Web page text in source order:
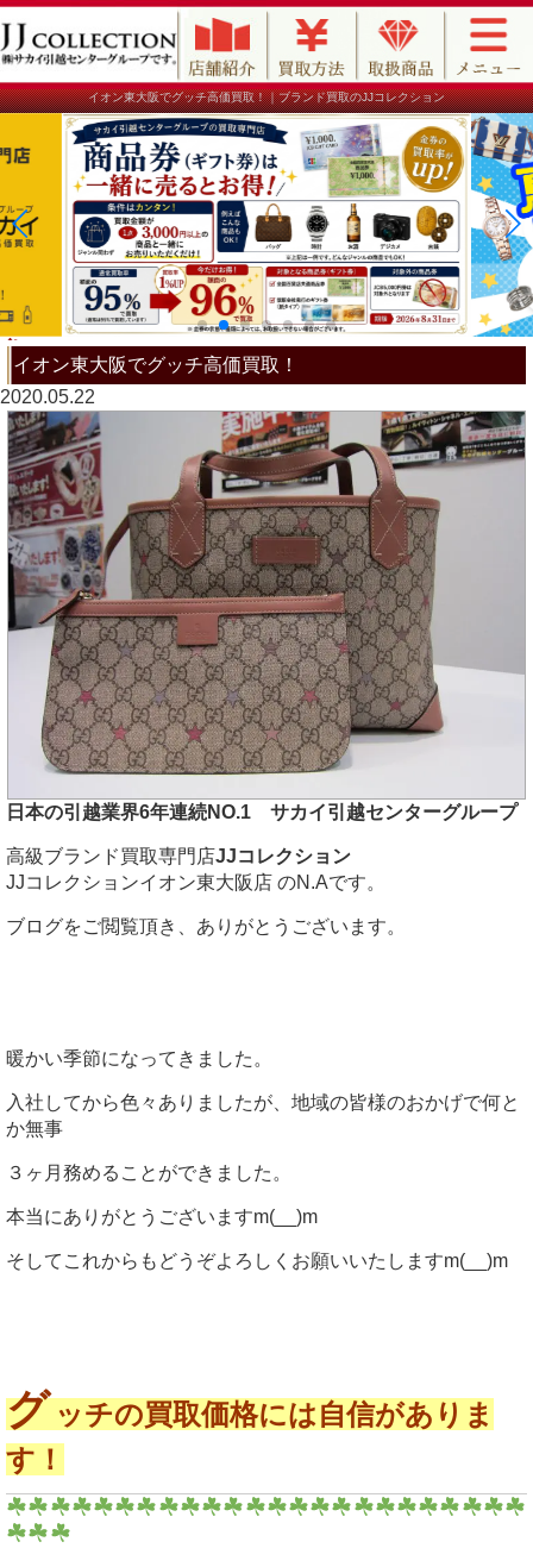
イオン東大阪でグッチ高価買取！｜ブランド買取のJJコレクション
イオン東大阪でグッチ高価買取！
2020.05.22
日本の引越業界6年連続NO.1 サカイ引越センターグループ
高級ブランド買取専門店JJコレクション
JJコレクションイオン東大阪店 のN.Aです。
ブログをご閲覧頂き、ありがとうございます。
暖かい季節になってきました。
入社してから色々ありましたが、地域の皆様のおかげで何と
か無事
３ヶ月務めることができました。
本当にありがとうございますm(__)m
そしてこれからもどうぞよろしくお願いいたしますm(__)m
グ ッチの買取価格には自信がありま
す！